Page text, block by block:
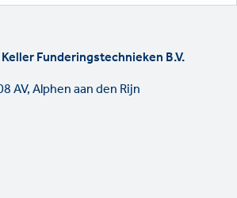
Funderingstechnieken B.V.
AV, Alphen aan den Rijn